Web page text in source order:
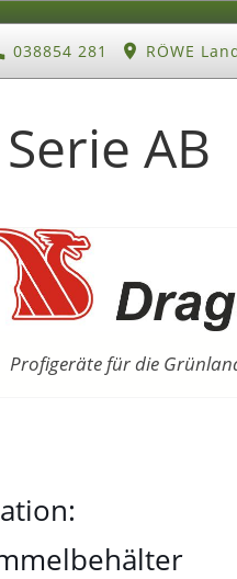
038854 281 RÖWE
AB
Profigeräte für die